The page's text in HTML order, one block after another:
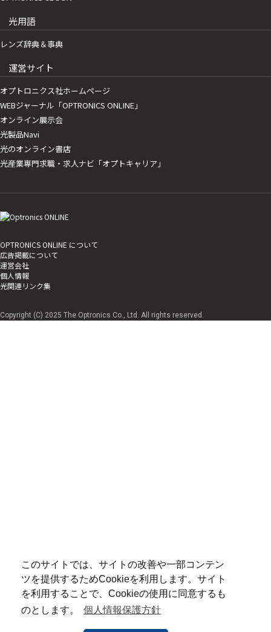
このサイトでは、サイトの改善や一部コンテン
ツを提供するためCookieを利用します。サイト
を利用することで、Cookieの使用に同意するも
のとします。
個人情報保護方針
光用語
レンズ辞典＆事典
運営サイト
オプトロニクス社ホームページ
WEBジャーナル「OPTRONICS ONLINE」
オンライン展示会
光製品Navi
光のオンライン書店
光産業専門求職・求人ナビ「オプトキャリア」
OPTRONICS ONLINE について
広告掲載について
運営会社
個人情報
光関連リンク集
Copyright (C) 2025 The Optronics Co., Ltd. All rights reserved.